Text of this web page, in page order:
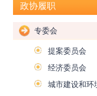
政协履职
专委会
提案委员会
经济委员会
城市建设和环